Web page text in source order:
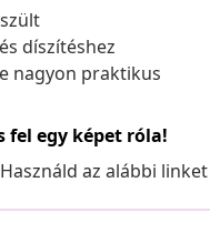
díszítéshez
nagyon praktikus
fel egy képet róla!
az alábbi linket